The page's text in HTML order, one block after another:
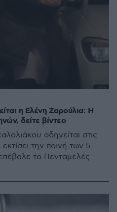
η Ελένη Ζαρούλια: Η
δείτε βίντεο
οδηγείται στις
την ποινή των 5
το Πενταμελές